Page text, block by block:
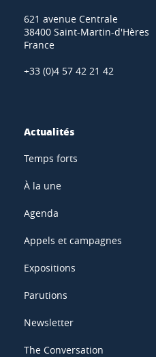
621 avenue Centrale
38400 Saint-Martin-d'Hères
France
+33 (0)4 57 42 21 42
Actualités
Temps forts
À la une
Agenda
Appels et campagnes
Expositions
Parutions
Newsletter
The Conversation